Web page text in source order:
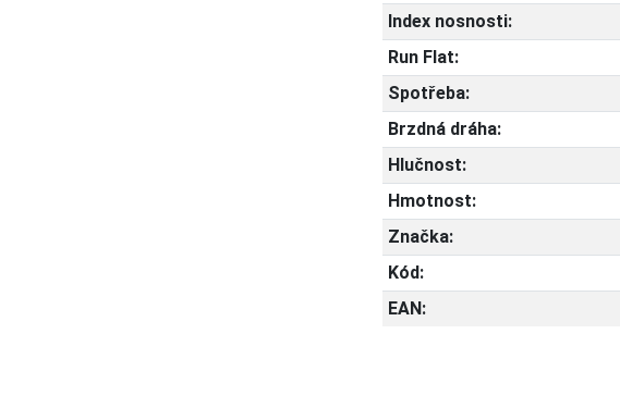
Index nosnosti:
Run Flat:
Spotřeba:
Brzdná dráha:
Hlučnost:
Hmotnost:
Značka:
Kód:
EAN: